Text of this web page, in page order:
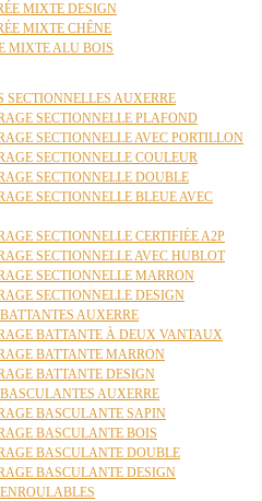
MIXTE DESIGN
MIXTE CHÊNE
MIXTE ALU BOIS
SECTIONNELLES AUXERRE
SECTIONNELLE PLAFOND
SECTIONNELLE AVEC PORTILLON
SECTIONNELLE COULEUR
SECTIONNELLE DOUBLE
SECTIONNELLE BLEUE AVEC
SECTIONNELLE CERTIFIÉE A2P
SECTIONNELLE AVEC HUBLOT
SECTIONNELLE MARRON
SECTIONNELLE DESIGN
AUXERRE
BATTANTE À DEUX VANTAUX
BATTANTE MARRON
BATTANTE DESIGN
AUXERRE
BASCULANTE SAPIN
BASCULANTE BOIS
BASCULANTE DOUBLE
BASCULANTE DESIGN